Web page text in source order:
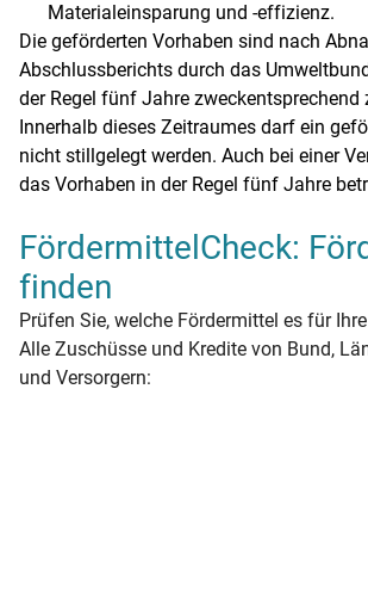
Materialeinsparung und -effizienz.
Die geförderten Vorhaben sind nach
Abschlussberichts durch das
der Regel fünf Jahre zweckentsprechend
Innerhalb dieses Zeitraumes darf ein
nicht stillgelegt werden. Auch bei einer
das Vorhaben in der Regel fünf Jahre
FördermittelCheck:
finden
Prüfen Sie, welche Fördermittel es für
Alle Zuschüsse und Kredite von Bund,
und Versorgern: